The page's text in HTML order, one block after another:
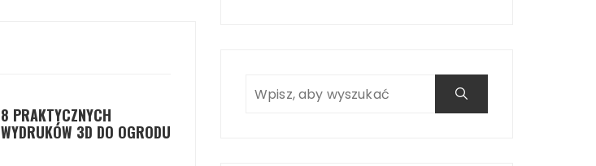
8 PRAKTYCZNYCH
WYDRUKÓW 3D DO OGRODU